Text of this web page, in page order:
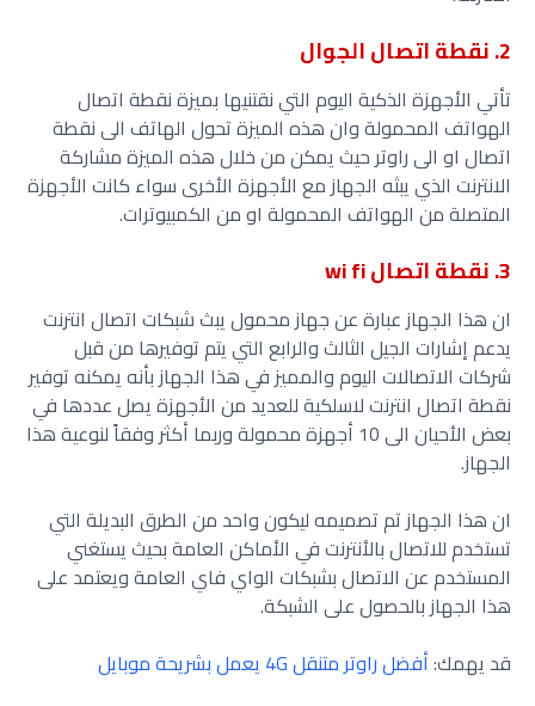
2. نقطة اتصال الجوال
تأتي الأجهزة الذكية اليوم التي نقتنيها بميزة نقطة اتصال
الهواتف المحمولة وان هذه الميزة تحول الهاتف الى نقطة
اتصال او الى راوتر حيث يمكن من خلال هذه الميزة مشاركة
الانترنت الذي يبثه الجهاز مع الأجهزة الأخرى سواء كانت الأجهزة
المتصلة من الهواتف المحمولة او من الكمبيوترات.
3. نقطة اتصال wi fi
ان هذا الجهاز عبارة عن جهاز محمول يبث شبكات اتصال انترنت
يدعم إشارات الجيل الثالث والرابع التي يتم توفيرها من قبل
شركات الاتصالات اليوم والمميز في هذا الجهاز بأنه يمكنه توفير
نقطة اتصال انترنت لاسلكية للعديد من الأجهزة يصل عددها في
بعض الأحيان الى 10 أجهزة محمولة وربما أكثر وفقاً لنوعية هذا
الجهاز.
ان هذا الجهاز تم تصميمه ليكون واحد من الطرق البديلة التي
تستخدم للاتصال بالأنترنت في الأماكن العامة بحيث يستغني
المستخدم عن الاتصال بشبكات الواي فاي العامة ويعتمد على
هذا الجهاز بالحصول على الشبكة.
قد يهمك:أفضل راوتر متنقل 4G يعمل بشريحة موبايل